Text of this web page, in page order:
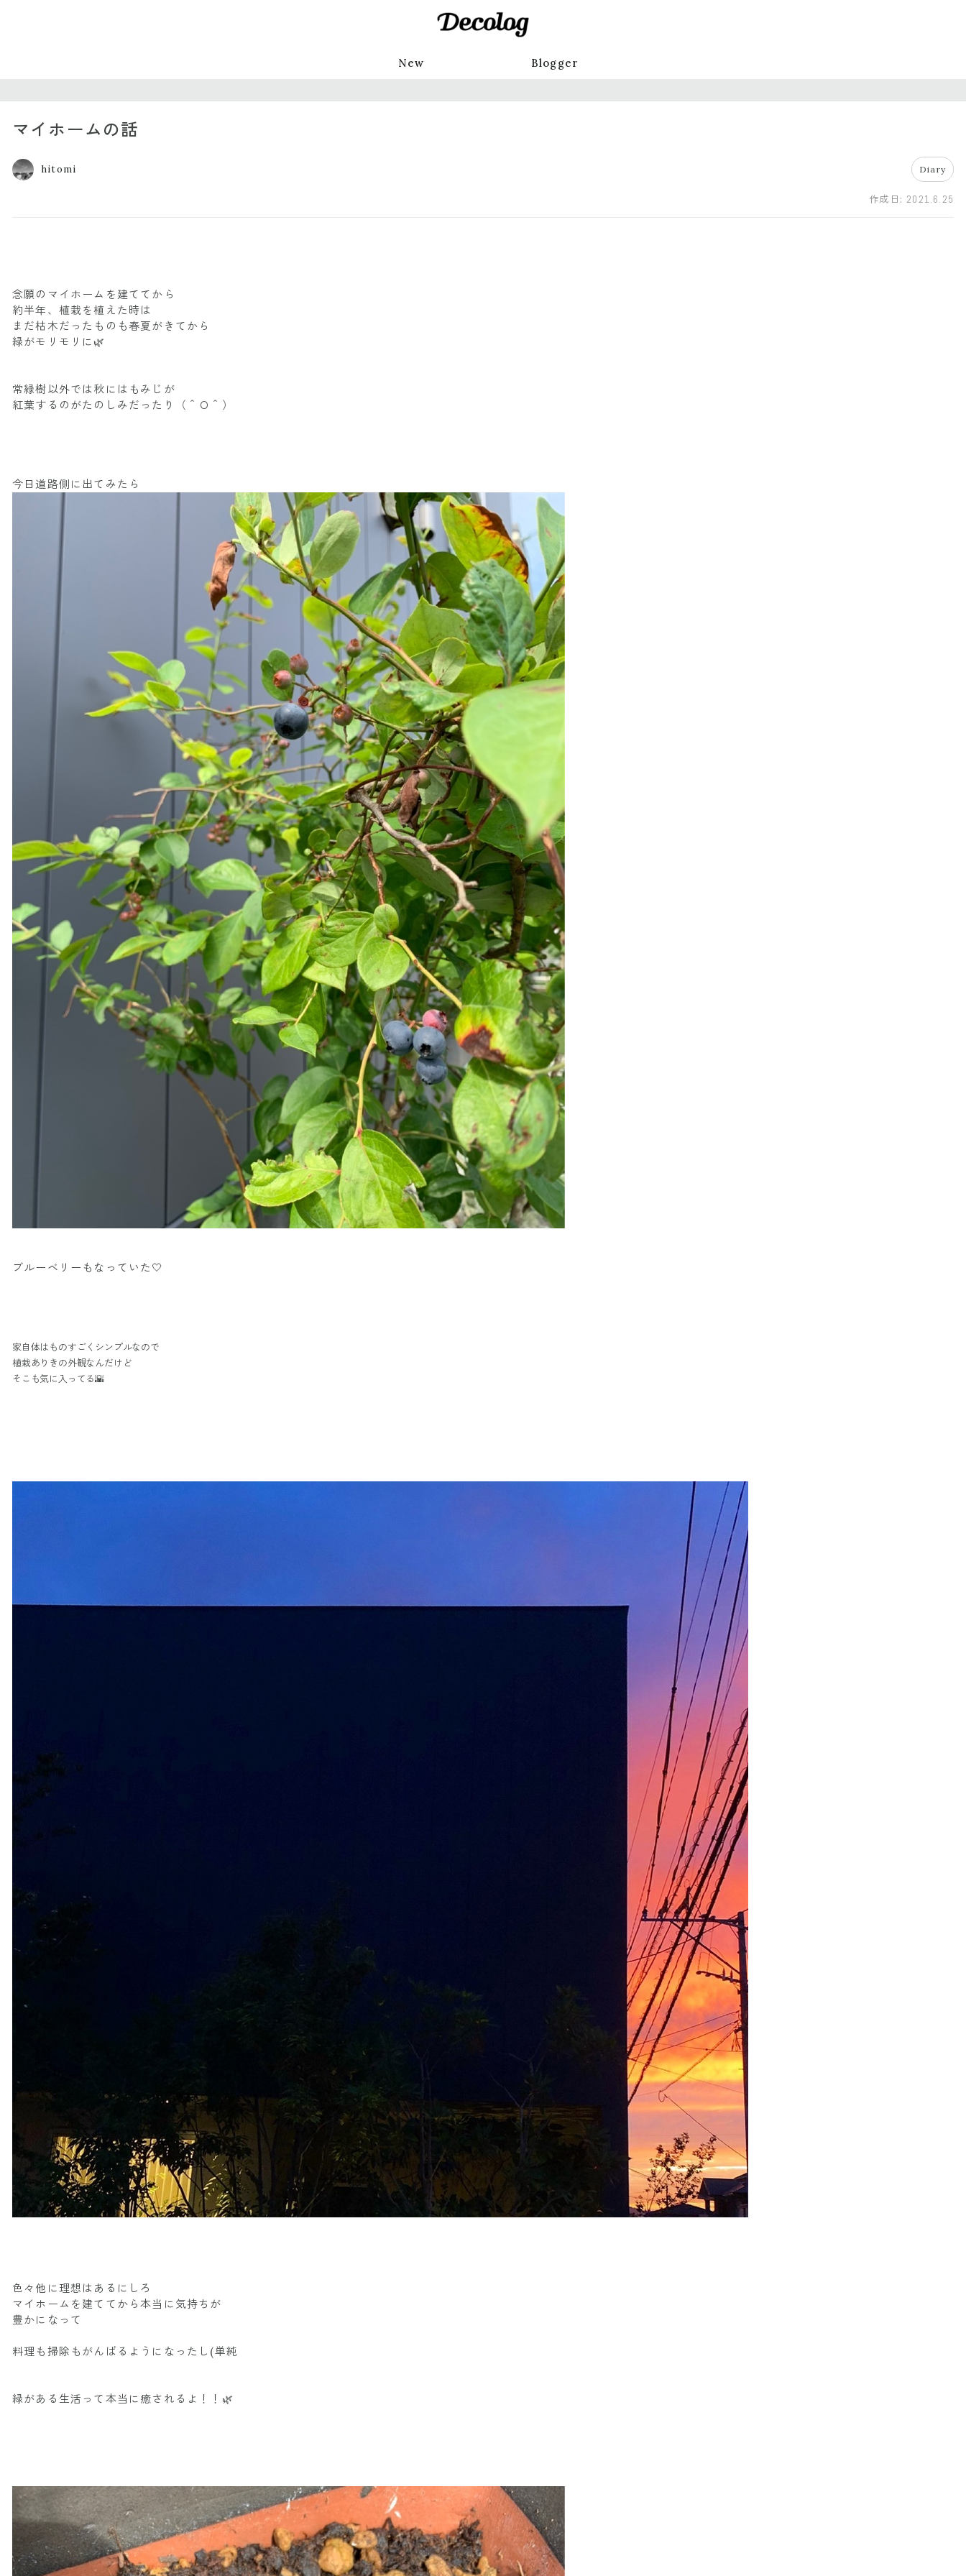
New Blogger
マイホームの話
hitomi Diary
作成日:2021.6.25
念願のマイホームを建ててから
約半年、植栽を植えた時は
まだ枯木だったものも春夏がきてから
緑がモリモリに🌿
常緑樹以外では秋にはもみじが
紅葉するのがたのしみだったり（＾Ｏ＾）
今日道路側に出てみたら
ブルーベリーもなっていた🤍
家自体はものすごくシンプルなので
植栽ありきの外観なんだけど
そこも気に入ってる🌇
色々他に理想はあるにしろ
マイホームを建ててから本当に気持ちが
豊かになって
料理も掃除もがんばるようになったし(単純
緑がある生活って本当に癒されるよ！！🌿